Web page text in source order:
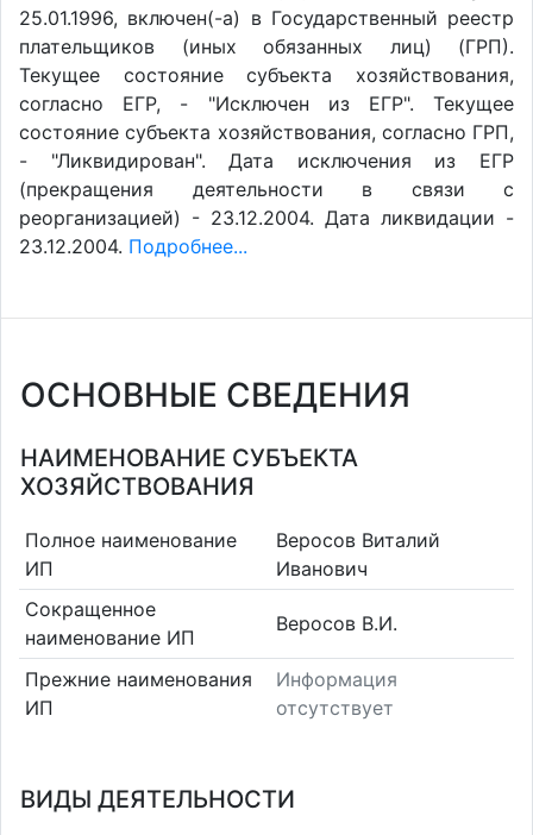
25.01.1996, включен(-a) в Государственный реестр
плательщиков (иных обязанных лиц) (ГРП).
Текущее состояние субъекта хозяйствования,
согласно ЕГР, - "Исключен из ЕГР". Текущее
состояние субъекта хозяйствования, согласно ГРП,
- "Ликвидирован". Дата исключения из ЕГР
(прекращения деятельности в связи с
реорганизацией) - 23.12.2004. Дата ликвидации -
23.12.2004. Подробнее...
ОСНОВНЫЕ СВЕДЕНИЯ
НАИМЕНОВАНИЕ СУБЪЕКТА
ХОЗЯЙСТВОВАНИЯ
Полное наименование
ИП
Веросов Виталий
Иванович
Сокращенное
наименование ИП
Веросов В.И.
Прежние наименования
ИП
Информация
отсутствует
ВИДЫ ДЕЯТЕЛЬНОСТИ